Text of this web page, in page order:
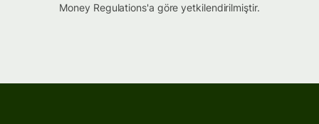
Money Regulations'a göre yetkilendirilmiştir.